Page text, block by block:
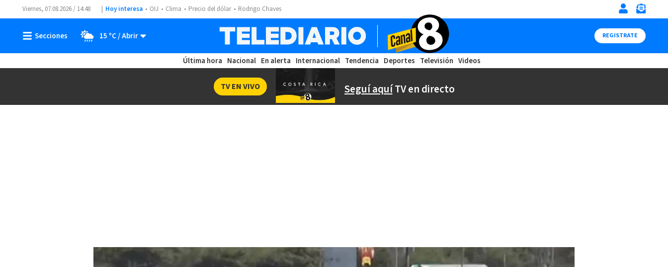
Viernes, 07.08.2026 / 14:48 Hoy interesa OIJ Clima Precio del dólar Rodrigo Chaves
15 ºC REGISTRATE
Última hora Nacional En alerta Internacional Tendencia Deportes Televisión Videos
Seguí aquíTV en directo
TV EN VIVO